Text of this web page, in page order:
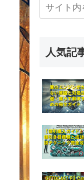
人気記